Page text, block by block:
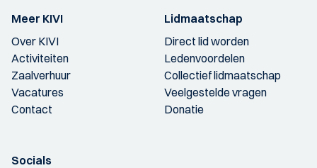
Meer KIVI
Over KIVI
Activiteiten
Zaalverhuur
Vacatures
Contact
Lidmaatschap
Direct lid worden
Ledenvoordelen
Collectief lidmaatschap
Veelgestelde vragen
Donatie
Socials